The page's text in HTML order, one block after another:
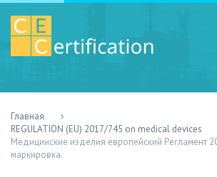
Главная
REGULATION (EU) 2017/745 on medical devices
Медицинские изделия европейский Регламент
маркировка.